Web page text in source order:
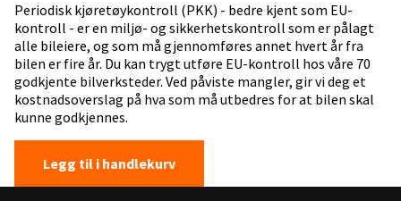
Periodisk kjøretøykontroll (PKK) - bedre kjent som EU-
kontroll - er en miljø- og sikkerhetskontroll som er pålagt
alle bileiere, og som må gjennomføres annet hvert år fra
bilen er fire år. Du kan trygt utføre EU-kontroll hos våre 70
godkjente bilverksteder. Ved påviste mangler, gir vi deg et
kostnadsoverslag på hva som må utbedres for at bilen skal
kunne godkjennes.
Legg til i handlekurv